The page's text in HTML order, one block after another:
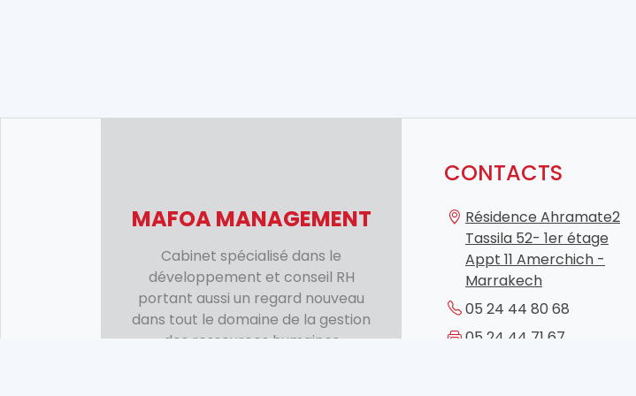
MAFOA MANAGEMENT
Cabinet spécialisé dans le
développement et conseil RH
portant aussi un regard nouveau
dans tout le domaine de la gestion
des ressources humaines
CONTACTS
Résidence Ahramate2
Tassila 52- 1er étage
Appt 11 Amerchich -
Marrakech
05 24 44 80 68
05 24 44 71 67